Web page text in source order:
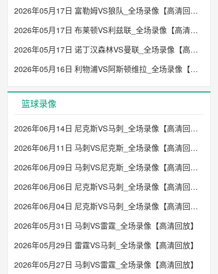
2026年05月17日 富勒姆VS狼队_全场录像【高清回放】
2026年05月17日 布莱顿VS利兹联_全场录像【高清回放】
2026年05月17日 诺丁汉森林VS曼联_全场录像【高清回放】
2026年05月16日 利物浦VS阿斯顿维拉_全场录像【高清回放】
篮球录像
2026年06月14日 尼克斯VS马刺_全场录像【高清回放】
2026年06月11日 马刺VS尼克斯_全场录像【高清回放】
2026年06月09日 马刺VS尼克斯_全场录像【高清回放】
2026年06月06日 尼克斯VS马刺_全场录像【高清回放】
2026年06月04日 尼克斯VS马刺_全场录像【高清回放】
2026年05月31日 马刺VS雷霆_全场录像【高清回放】
2026年05月29日 雷霆VS马刺_全场录像【高清回放】
2026年05月27日 马刺VS雷霆_全场录像【高清回放】